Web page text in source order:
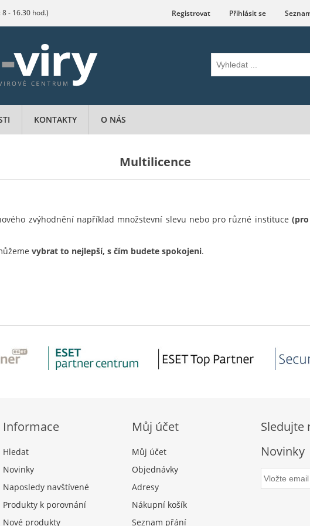
8 - 16.30 hod.) Registrovat Přihlásit se
KONTAKTY O NÁS
Multilicence
zvýhodnění například množstevní slevu nebo pro různé instituce
vybrat to nejlepší, s čím budete spokojeni.
Informace
Hledat
Novinky
Naposledy navštívené
Produkty k porovnání
Nové produkty
Můj účet
Můj účet
Objednávky
Adresy
Nákupní košík
Seznam přání
Sledujte
Novinky